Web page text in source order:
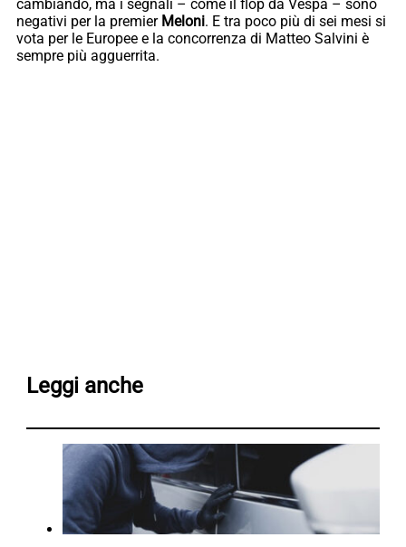
cambiando, ma i segnali – come il flop da Vespa – sono
negativi per la premier Meloni. E tra poco più di sei mesi si
vota per le Europee e la concorrenza di Matteo Salvini è
sempre più agguerrita.
Leggi anche